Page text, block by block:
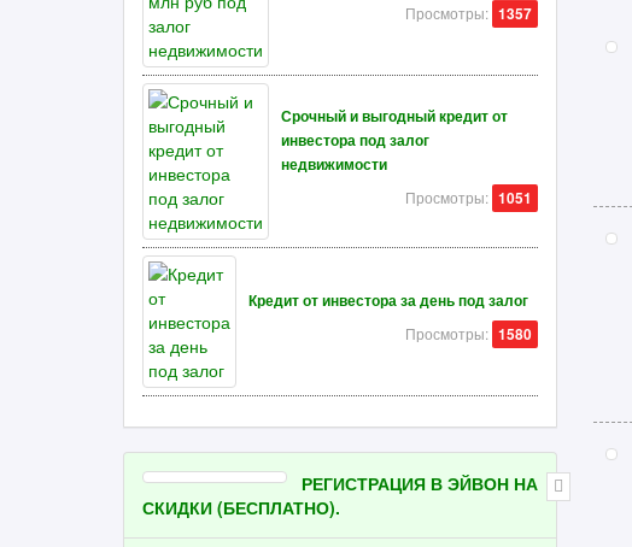
Просмотры: 1357
Срочный и выгодный кредит от
инвестора под залог
недвижимости
Просмотры: 1051
Кредит от инвестора за день под залог
Просмотры: 1580
РЕГИСТРАЦИЯ В ЭЙВОН НА
СКИДКИ (БЕСПЛАТНО).